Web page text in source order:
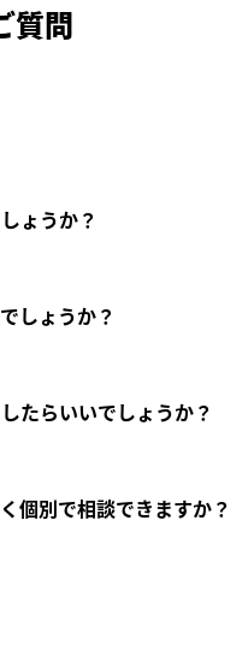
質問
ょうか？
しょうか？
たらいいでしょうか？
個別で相談できますか？